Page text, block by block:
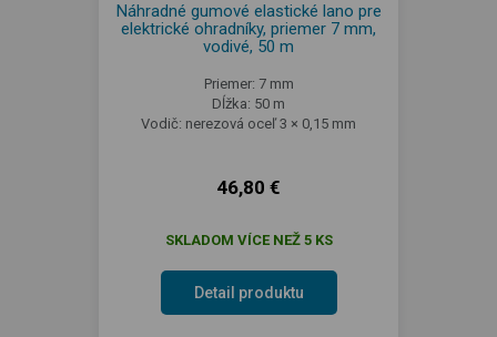
Náhradné gumové elastické lano pre
elektrické ohradníky, priemer 7 mm,
vodivé, 50 m
Priemer: 7 mm
Dĺžka: 50 m
Vodič: nerezová oceľ 3 × 0,15 mm
46,80 €
SKLADOM VÍCE NEŽ 5 KS
Detail produktu